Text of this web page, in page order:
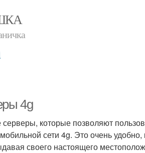
4g
которые позволяют
сети 4g. Это очень удобно,
своего настоящего